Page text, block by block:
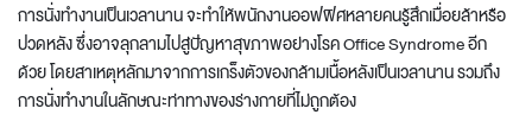
การนั่งทำงานเป็นเวลานาน จะทำให้พนักงานออฟฟิศหลายคนรู้สึกเมื่อยล้าหรือ
ปวดหลัง ซึ่งอาจลุกลามไปสู่ปัญหาสุขภาพอย่างโรค Office Syndrome อีก
ด้วย โดยสาเหตุหลักมาจากการเกร็งตัวของกล้ามเนื้อหลังเป็นเวลานาน รวมถึง
การนั่งทำงานในลักษณะท่าทางของร่างกายที่ไม่ถูกต้อง